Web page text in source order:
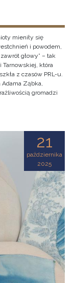
mieniły się
i powodem,
głowy” – tak
która
z czasów PRL-u.
Adama Ząbka,
gromadzi
21
października
2025